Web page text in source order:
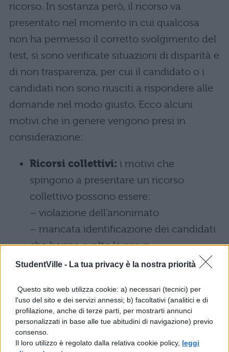
StudentVille - La tua privacy è la nostra priorità
Questo sito web utilizza cookie: a) necessari (tecnici) per
l'uso del sito e dei servizi annessi; b) facoltativi (analitici e di
profilazione, anche di terze parti, per mostrarti annunci
personalizzati in base alle tue abitudini di navigazione) previo
consenso.
Il loro utilizzo è regolato dalla relativa cookie policy, leggi
ricorso. In sostanza però, il ricorso va
presentato nel momento in cui qualcosa
non ha permesso il corretto svolgimento del
test, si sono verificate situazioni di disparità e
di non trasparenza, per cui il candidato o i
candidati non sono riusciti a rispondere alle
domande nel modo giusto. Ecco alcuni
motivi che in genere vengono presi in
considerazione:
Ricorsi collettivi: i motivi che
spingono a presentare un ricorso
collettivo possono essere:
– violazione dell’anonimato
– mancata identificazione dei candidati
che hanno svolto la prova
– violazione del principio di parità di
attuazione delle misure di controllo
durante la prova
– domande del test errate